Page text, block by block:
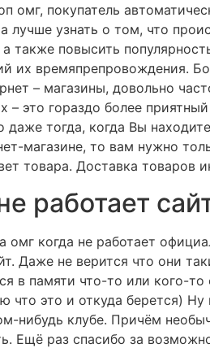
омг, покупатель
лучше узнать о том, что
а также повысить
их времяпрепровождения.
– магазины, довольно
– это гораздо более
даже тогда, когда Вы
магазине, то вам нужно
товара. Доставка товаров
работает
омг когда не работает
Даже не верится что они
в памяти что-то или кого-
что это и откуда берется)
нибудь клубе. Причём
Ещё раз спасибо за